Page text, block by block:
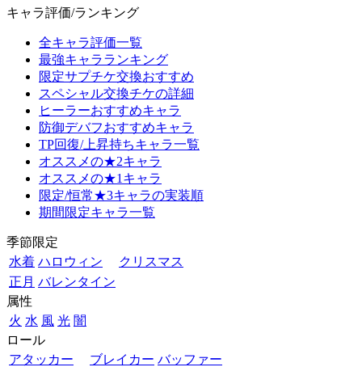
キャラ評価/ランキング
全キャラ評価一覧
最強キャラランキング
限定サプチケ交換おすすめ
スペシャル交換チケの詳細
ヒーラーおすすめキャラ
防御デバフおすすめキャラ
TP回復/上昇持ちキャラ一覧
オススメの★2キャラ
オススメの★1キャラ
限定/恒常★3キャラの実装順
期間限定キャラ一覧
季節限定
水着 ハロウィン
クリスマス
正月 バレンタイン
属性
火 水 風 光 闇
ロール
アタッカー
ブレイカー バッファー